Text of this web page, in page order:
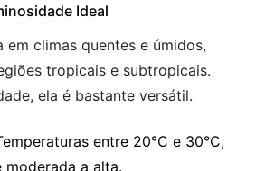
Ideal
em climas quentes e úmidos,
tropicais e subtropicais.
ela é bastante versátil.
entre 20°C e 30°C,
moderada a alta.